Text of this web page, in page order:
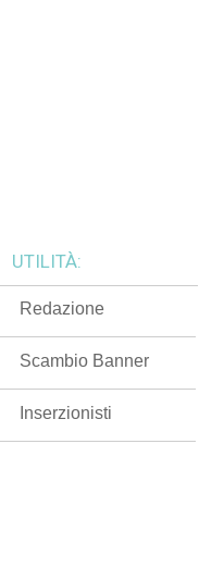
UTILITÀ:
Redazione
Scambio Banner
Inserzionisti